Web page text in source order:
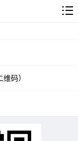
码）